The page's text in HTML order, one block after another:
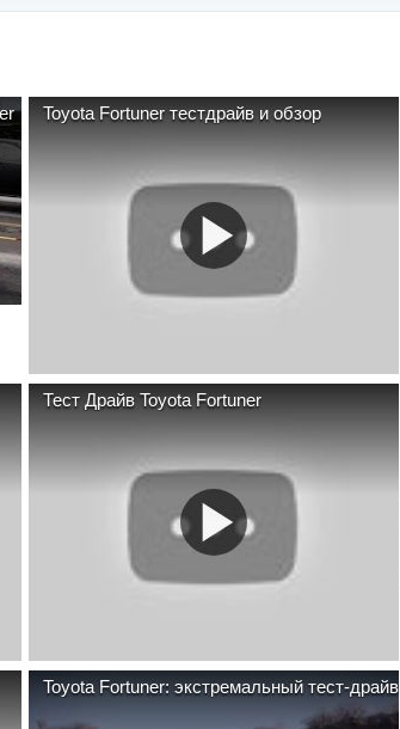
Toyota Fortuner тестдрайв и обзор
Тест Драйв Toyota Fortuner
Toyota Fortuner: экстремальный тест-драйв